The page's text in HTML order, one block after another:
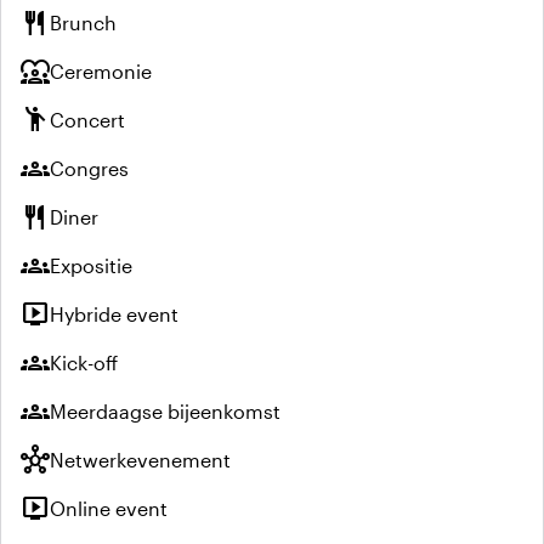
restaurant Brunch
diversity_1Ceremonie
emoji_peopleConcert
groupsCongres
restaurant Diner
groupsExpositie
live_tvHybride event
groupsKick-off
groupsMeerdaagse bijeenkomst
hubNetwerkevenement
live_tvOnline event